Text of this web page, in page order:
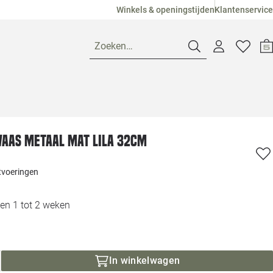
Winkels & openingstijdenKlantenservice
Zoeken…
Pagina suggesties
Loods 5
metaal mat lila 32cm
1 tot 2 weken
In winkelwagen